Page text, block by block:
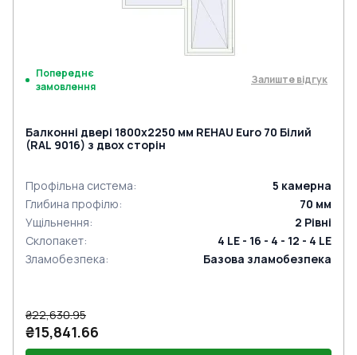
Попереднє
замовлення
Залиште відгук
Балконні двері 1800x2250 мм REHAU Euro 70 Білий
(RAL 9016) з двох сторін
Профільна система: 5 камерна
Глибина профілю: 70 мм
Ущільнення: 2 Рівні
Склопакет:
4 LE - 16 - 4 - 12 - 4 LE
Зламобезпека: Базова зламобезпека
₴22,630.95
₴15,841.66